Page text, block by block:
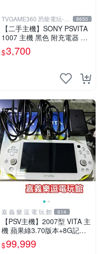
TVGAME360 恐龍電玩-台
中店
8650
【二手主機】SONY PSVITA
1007 主機 黑色 附充電器 US
B傳輸線 PS VITA PSV【台中
恐龍電玩】
$3,700
嘉 義 樂 逗 電 玩 館 614
【PSV主機】2007型 VITA 主
機 蘋果綠3.70版本+8G記憶
卡+螢幕保護貼【9成新】✪中
古二手✪嘉義樂逗電玩館
$99,999